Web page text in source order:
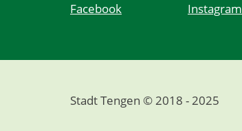
Facebook
Instagram
Stadt Tengen © 2018 - 2025